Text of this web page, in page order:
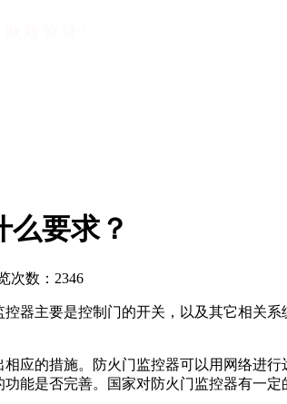
么要求？
次数： 2346
器主要是控制门的开关，以及其它相关
应的措施。防火门监控器可以用网络进
能是否完善。国家对防火门监控器有一定